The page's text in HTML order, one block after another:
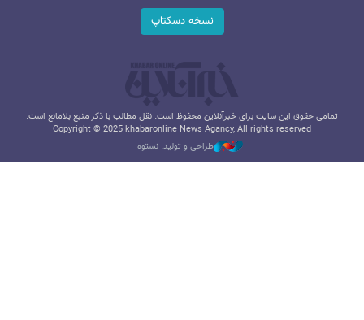
نسخه دسکتاپ
تمامی حقوق این سایت برای خبرآنلاین محفوظ است. نقل مطالب با ذکر منبع بلامانع است.
Copyright © 2025 khabaronline News Agancy, All rights reserved
طراحی و تولید: نستوه